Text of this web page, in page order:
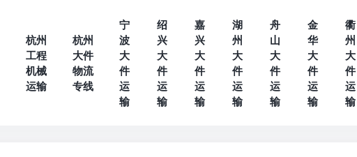
杭州
工程
机械
运输
杭州
大件
物流
专线
宁
波
大
件
运
输
绍
兴
大
件
运
输
嘉
兴
大
件
运
输
湖
州
大
件
运
输
舟
山
大
件
运
输
金
华
大
件
运
输
衢
州
大
件
运
输